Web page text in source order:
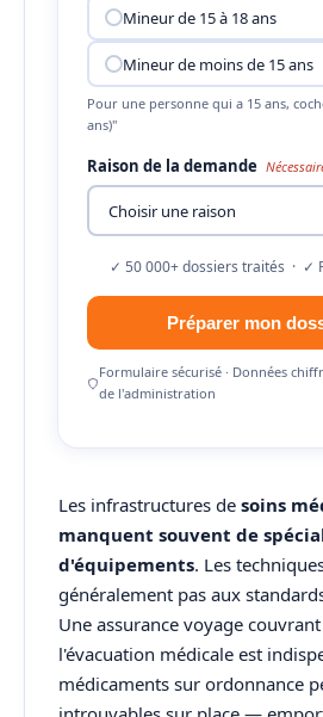
Mineur de 15 à 18 ans
Mineur de moins de 15 ans
Pour une personne qui a 15 ans,
ans)"
Raison de la demande
✓ 50 000+ dossiers traités · ✓
Préparer mon
Formulaire sécurisé · Données
de l'administration
Les infrastructures de soins
manquent souvent de
d'équipements. Les
généralement pas aux
Une assurance voyage
l'évacuation médicale est
médicaments sur ordonnance